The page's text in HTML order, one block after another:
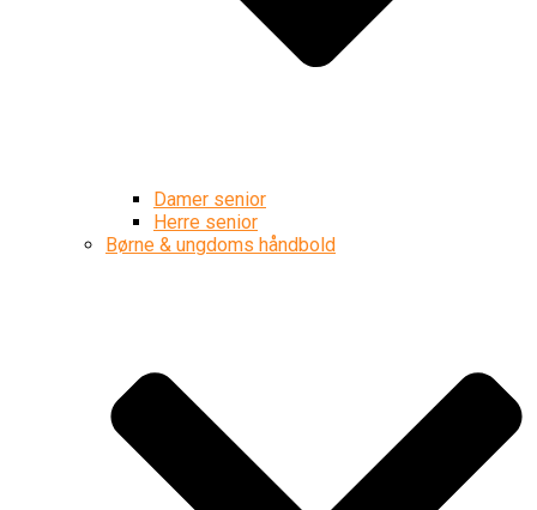
Damer senior
Herre senior
Børne & ungdoms håndbold